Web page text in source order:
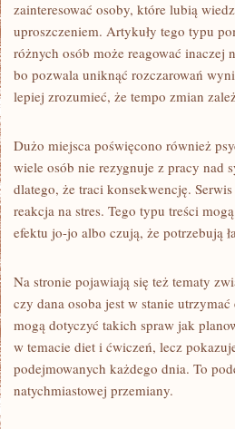
zainteresować osoby, które lubią
uproszczeniem. Artykuły tego typu
różnych osób może reagować inaczej
bo pozwala uniknąć rozczarowań
lepiej zrozumieć, że tempo zmian
Dużo miejsca poświęcono również
wiele osób nie rezygnuje z pracy nad
dlatego, że traci konsekwencję.
reakcja na stres. Tego typu treści
efektu jo-jo albo czują, że potrzebują
Na stronie pojawiają się też tematy
czy dana osoba jest w stanie
mogą dotyczyć takich spraw jak
w temacie diet i ćwiczeń, lecz
podejmowanych każdego dnia. To
natychmiastowej przemiany.